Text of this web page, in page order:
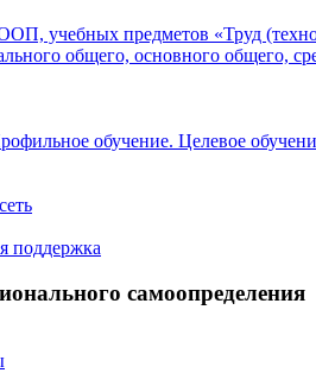
учебных предметов «Труд
общего, основного общего,
обучение. Целевое
поддержка
самоопределения